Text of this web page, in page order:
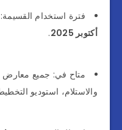
فترة استخدام
أكتوبر 2025
.
متاح في: جميع معارض
والاستلام، استوديو